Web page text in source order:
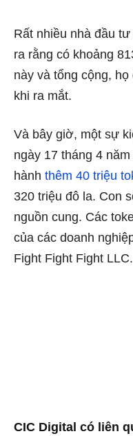
Rất nhiều nhà đầu
ra rằng có khoảng
này và tổng cộng,
khi ra mắt.
Và bây giờ, một sự
ngày 17 tháng 4
hành thêm 40 triệu
320 triệu đô la. Con
nguồn cung. Các
của các doanh
Fight Fight Fight LLC.
CIC Digital có liên